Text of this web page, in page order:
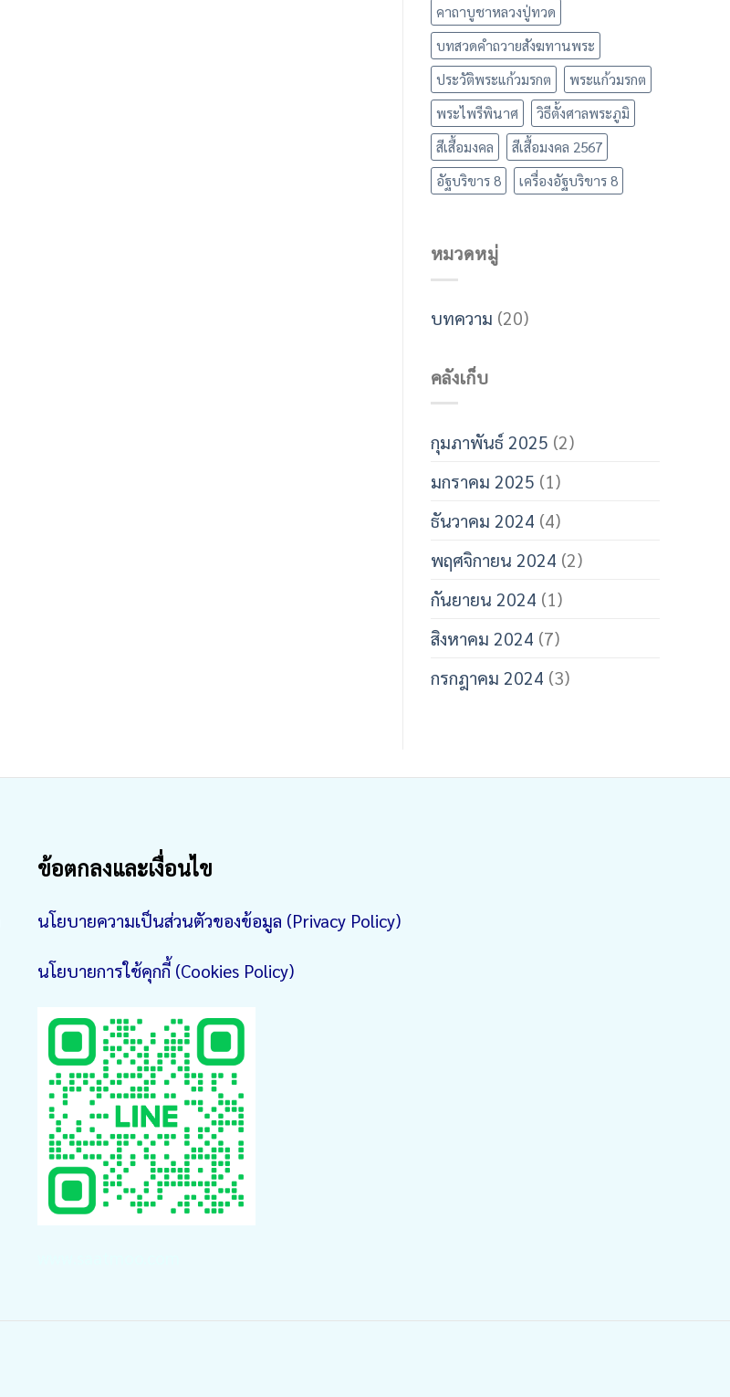
คาถาบูชาหลวงปู่ทวด
บทสวดคำถวายสังฆทานพระ
ประวัติพระแก้วมรกต
พระแก้วมรกต
พระไพรีพินาศ
วิธีตั้งศาลพระภูมิ
สีเสื้อมงคล
สีเสื้อมงคล 2567
อัฐบริขาร 8
เครื่องอัฐบริขาร 8
หมวดหมู่
บทความ (20)
คลังเก็บ
กุมภาพันธ์ 2025 (2)
มกราคม 2025 (1)
ธันวาคม 2024 (4)
พฤศจิกายน 2024 (2)
กันยายน 2024 (1)
สิงหาคม 2024 (7)
กรกฎาคม 2024 (3)
ข้อตกลงและเงื่อนไข
นโยบายความเป็นส่วนตัวของข้อมูล (Privacy Policy)
นโยบายการใช้คุกกี้ (Cookies Policy)